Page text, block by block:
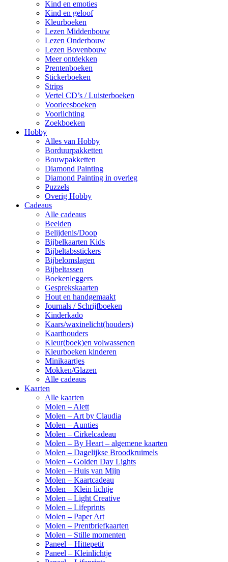
Kind en emoties
Kind en geloof
Kleurboeken
Lezen Middenbouw
Lezen Onderbouw
Lezen Bovenbouw
Meer ontdekken
Prentenboeken
Stickerboeken
Strips
Vertel CD’s / Luisterboeken
Voorleesboeken
Voorlichting
Zoekboeken
Hobby
Alles van Hobby
Borduurpakketten
Bouwpakketten
Diamond Painting
Diamond Painting in overleg
Puzzels
Overig Hobby
Cadeaus
Alle cadeaus
Beelden
Belijdenis/Doop
Bijbelkaarten Kids
Bijbeltabsstickers
Bijbelomslagen
Bijbeltassen
Boekenleggers
Gesprekskaarten
Hout en handgemaakt
Journals / Schrijfboeken
Kinderkado
Kaars/waxinelicht(houders)
Kaarthouders
Kleur(boek)en volwassenen
Kleurboeken kinderen
Minikaartjes
Mokken/Glazen
Alle cadeaus
Kaarten
Alle kaarten
Molen – Alett
Molen – Art by Claudia
Molen – Aunties
Molen – Cirkelcadeau
Molen – By Heart – algemene kaarten
Molen – Dagelijkse Broodkruimels
Molen – Golden Day Lights
Molen – Huis van Mijn
Molen – Kaartcadeau
Molen – Klein lichtje
Molen – Light Creative
Molen – Lifeprints
Molen – Paper Art
Molen – Prentbriefkaarten
Molen – Stille momenten
Paneel – Hittepetit
Paneel – Kleinlichtje